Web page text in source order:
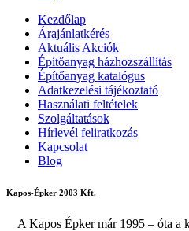
Kezdőlap
Árajánlatkérés
Aktuális Akciók
Építőanyag házhozszállítás
Építőanyag katalógus
Adatkezelési tájékoztató
Használati feltételek
Szolgáltatások
Hírlevél feliratkozás
Kapcsolat
Blog
Kapos-Épker 2003 Kft.
A Kapos Épker már 1995 – óta a